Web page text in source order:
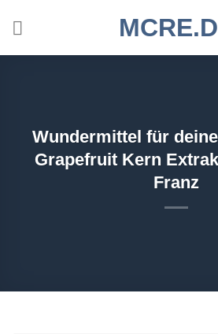
Wundermittel für
Grapefruit Kern
Franz